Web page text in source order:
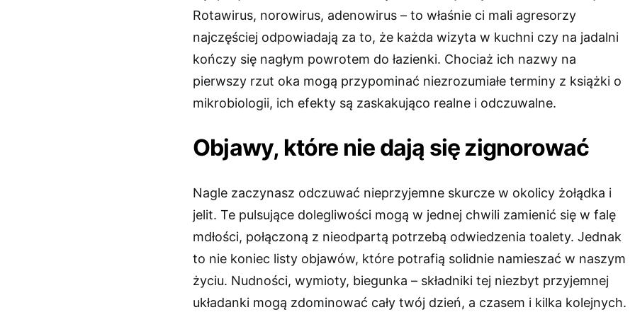
Rotawirus, norowirus, adenowirus – to właśnie ci mali agresorzy
najczęściej odpowiadają za to, że każda wizyta w kuchni czy na jadalni
kończy się nagłym powrotem do łazienki. Chociaż ich nazwy na
pierwszy rzut oka mogą przypominać niezrozumiałe terminy z książki o
mikrobiologii, ich efekty są zaskakująco realne i odczuwalne.
Objawy, które nie dają się zignorować
Nagle zaczynasz odczuwać nieprzyjemne skurcze w okolicy żołądka i
jelit. Te pulsujące dolegliwości mogą w jednej chwili zamienić się w falę
mdłości, połączoną z nieodpartą potrzebą odwiedzenia toalety. Jednak
to nie koniec listy objawów, które potrafią solidnie namieszać w naszym
życiu. Nudności, wymioty, biegunka – składniki tej niezbyt przyjemnej
układanki mogą zdominować cały twój dzień, a czasem i kilka kolejnych.